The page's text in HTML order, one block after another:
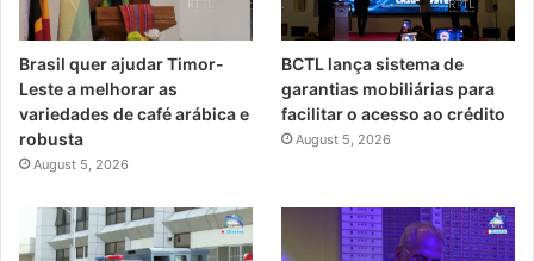
Brasil quer ajudar Timor-
Leste a melhorar as
variedades de café arábica e
robusta
August 5, 2026
BCTL lança sistema de
garantias mobiliárias para
facilitar o acesso ao crédito
August 5, 2026